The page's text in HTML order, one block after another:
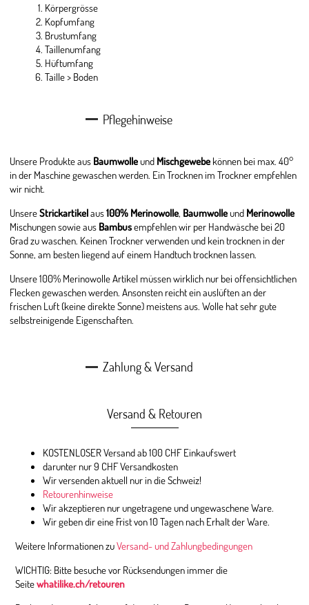
Körpergrösse
Kopfumfang
Brustumfang
Taillenumfang
Hüftumfang
Taille > Boden
Pflegehinweise
Unsere Produkte aus Baumwolleund Mischgewebe können bei max. 40°
in der Maschine gewaschen werden. Ein Trocknen im Trockner empfehlen
wir nicht.
UnsereStrickartikelaus100% Merinowolle, Baumwolleund Merinowolle
Mischungen sowie aus Bambusempfehlen wir per Handwäsche bei 20
Grad zu waschen. Keinen Trockner verwenden und kein trocknen in der
Sonne, am besten liegend auf einem Handtuch trocknen lassen.
Unsere 100% Merinowolle Artikel müssen wirklich nur bei offensichtlichen
Flecken gewaschen werden. Ansonsten reicht ein auslüften an der
frischen Luft (keine direkte Sonne) meistens aus. Wolle hat sehr gute
selbstreinigende Eigenschaften.
Zahlung & Versand
Versand & Retouren
KOSTENLOSER Versand ab 100 CHF Einkaufswert
darunter nur 9 CHF Versandkosten
Wir versenden aktuell nur in die Schweiz!
Retourenhinweise
Wir akzeptieren nur ungetragene und ungewaschene Ware.
Wir geben dir eine Frist von 10 Tagen nach Erhalt der Ware.
Weitere Informationen zuVersand- und Zahlungbedingungen
WICHTIG: Bitte besuche vor Rücksendungen immer die
Seitewhatilike.ch/retouren